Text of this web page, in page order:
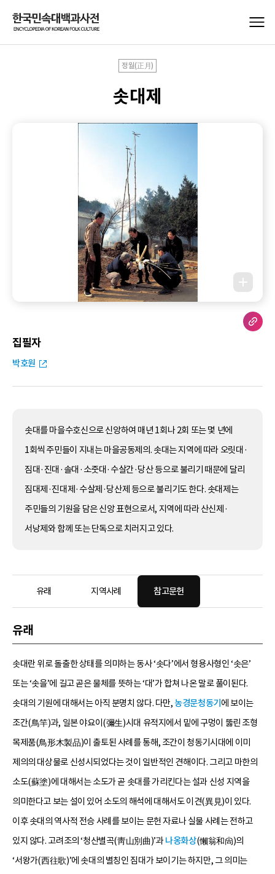
정월(正月)
솟대제
집필자
박호원
솟대를 마을수호신으로 신앙하여 매년 1회나 2회 또는 몇 년에
1회씩 주민들이 지내는 마을공동제의. 솟대는 지역에 따라 오릿대·
짐대·진대·솔대·소줏대·수살간·당산 등으로 불리기 때문에 달리
짐대제·진대제·수살제·당산제 등으로 불리기도 한다. 솟대제는
주민들의 기원을 담은 신앙 표현으로서, 지역에 따라 산신제·
서낭제와 함께 또는 단독으로 치러지고 있다.
유래 지역사례 참고문헌
유래
솟대란 위로 돌출한 상태를 의미하는 동사 ‘솟다’에서 형용사형인 ‘솟은’
또는 ‘솟을’에 길고 곧은 물체를 뜻하는 ‘대’가 합쳐 나온 말로 풀이된다.
솟대의 기원에 대해서는 아직 분명치 않다. 다만, 농경문청동기 에 보이는
조간(鳥竿)과, 일본 야요이(彌生)시대 유적지에서 밑에 구멍이 뚫린 조형
목제품(鳥形木製品)이 출토된 사례를 통해, 조간이 청동기시대에 이미
제의의 대상물로 신성시되었다는 것이 일반적인 견해이다. 그리고 마한의
소도(蘇塗)에 대해서는 소도가 곧 솟대를 가리킨다는 설과 신성 지역을
의미한다고 보는 설이 있어 소도의 해석에 대해서도 이견(異見)이 있다.
이후 솟대의 역사적 전승 사례를 보이는 문헌 자료나 실물 사례는 전하고
있지 않다. 고려조의 ‘청산별곡(靑山別曲)’과나옹화상(懶翁和尙)의
‘서왕가(西往歌)’에 솟대의 별칭인 짐대가 보이기는 하지만, 그 의미는